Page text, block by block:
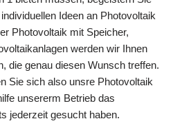
Ideen an Photovoltaik
Photovoltaik mit Speicher,
werden wir Ihnen
die genau diesen Wunsch treffen.
Sie sich also unsre Photovoltaik
unsererm Betrieb das
jederzeit gesucht haben.